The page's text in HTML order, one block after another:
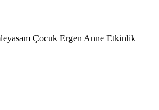
Çocuk Ergen Anne Etkinlik